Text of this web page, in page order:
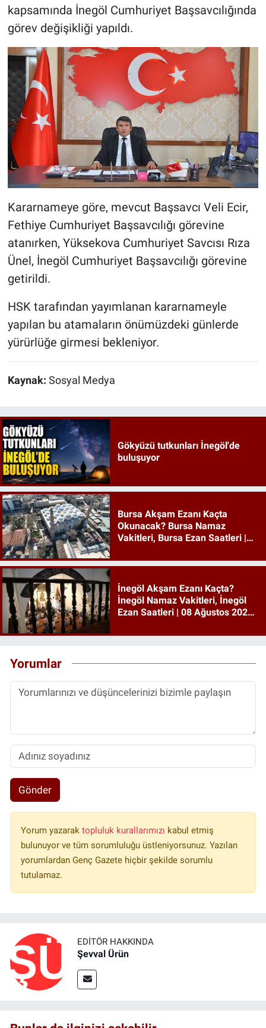
kapsamında İnegöl Cumhuriyet Başsavcılığında
görev değişikliği yapıldı.
Kararnameye göre, mevcut Başsavcı Veli Ecir,
Fethiye Cumhuriyet Başsavcılığı görevine
atanırken, Yüksekova Cumhuriyet Savcısı Rıza
Ünel, İnegöl Cumhuriyet Başsavcılığı görevine
getirildi.
HSK tarafından yayımlanan kararnameyle
yapılan bu atamaların önümüzdeki günlerde
yürürlüğe girmesi bekleniyor.
Kaynak: Sosyal Medya
Gökyüzü tutkunları İnegöl'de
buluşuyor
Bursa Akşam Ezanı Kaçta
Okunacak? Bursa Namaz
Vakitleri, Bursa Ezan Saatleri |
İnegöl Akşam Ezanı Kaçta?
İnegöl Namaz Vakitleri, İnegöl
Ezan Saatleri | 08 Ağustos 2026
Yorumlar
Gönder
Yorum yazarak topluluk kurallarımızı kabul etmiş
bulunuyor ve tüm sorumluluğu üstleniyorsunuz. Yazılan
yorumlardan Genç Gazete hiçbir şekilde sorumlu
tutulamaz.
EDITÖR HAKKINDA
Şevval Ürün